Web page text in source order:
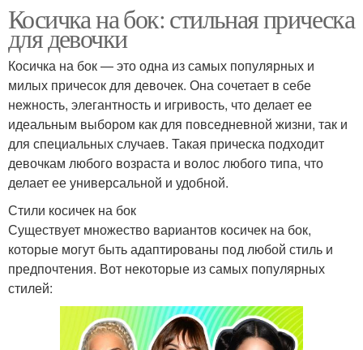
Косичка на бок: стильная прическа
для девочки
Косичка на бок — это одна из самых популярных и
милых причесок для девочек. Она сочетает в себе
нежность, элегантность и игривость, что делает ее
идеальным выбором как для повседневной жизни, так и
для специальных случаев. Такая прическа подходит
девочкам любого возраста и волос любого типа, что
делает ее универсальной и удобной.
Стили косичек на бок
Существует множество вариантов косичек на бок,
которые могут быть адаптированы под любой стиль и
предпочтения. Вот некоторые из самых популярных
стилей: